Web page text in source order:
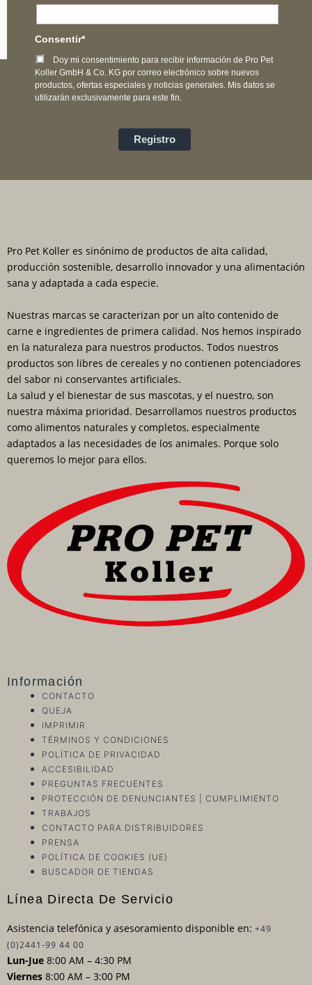
Consentir*
Doy mi consentimiento para recibir información de Pro Pet
Koller GmbH & Co. KG por correo electrónico sobre nuevos
productos, ofertas especiales y noticias generales. Mis datos se
utilizarán exclusivamente para este fin.
Registro
Pro Pet Koller es sinónimo de productos de alta calidad,
producción sostenible, desarrollo innovador y una alimentación
sana y adaptada a cada especie.
Nuestras marcas se caracterizan por un alto contenido de
carne e ingredientes de primera calidad. Nos hemos inspirado
en la naturaleza para nuestros productos. Todos nuestros
productos son libres de cereales y no contienen potenciadores
del sabor ni conservantes artificiales.
La salud y el bienestar de sus mascotas, y el nuestro, son
nuestra máxima prioridad. Desarrollamos nuestros productos
como alimentos naturales y completos, especialmente
adaptados a las necesidades de los animales. Porque solo
queremos lo mejor para ellos.
Información
CONTACTO
QUEJA
IMPRIMIR
TÉRMINOS Y CONDICIONES
POLÍTICA DE PRIVACIDAD
ACCESIBILIDAD
PREGUNTAS FRECUENTES
PROTECCIÓN DE DENUNCIANTES | CUMPLIMIENTO
TRABAJOS
CONTACTO PARA DISTRIBUIDORES
PRENSA
POLÍTICA DE COOKIES (UE)
BUSCADOR DE TIENDAS
Línea Directa De Servicio
Asistencia telefónica y asesoramiento disponible en: +49
(0)2441-99 44 00
Lun-Jue 8:00 AM – 4:30 PM
Viernes 8:00 AM – 3:00 PM